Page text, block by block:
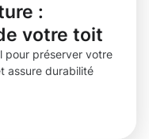
:
votre toit
pour préserver votre
assure durabilité